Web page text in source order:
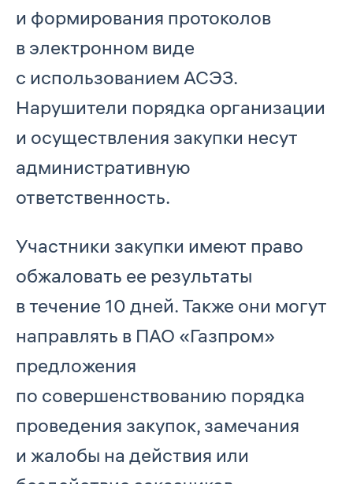
и формирования протоколов
в электронном виде
с использованием АСЭЗ.
Нарушители порядка организации
и осуществления закупки несут
административную
ответственность.
Участники закупки имеют право
обжаловать ее результаты
в течение 10 дней. Также они могут
направлять в ПАО «Газпром»
предложения
по совершенствованию порядка
проведения закупок, замечания
и жалобы на действия или